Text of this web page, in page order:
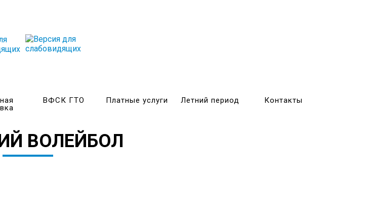
ВФСК ГТО Платные услуги Летний период Контакты
ВОЛЕЙБОЛ